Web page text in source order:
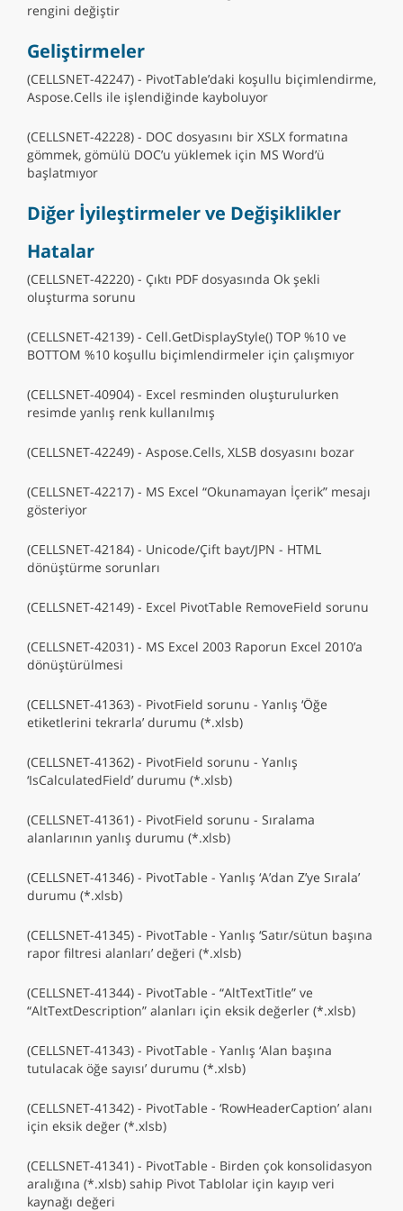
rengini değiştir
Geliştirmeler
(CELLSNET-42247) - PivotTable’daki koşullu biçimlendirme,
Aspose.Cells ile işlendiğinde kayboluyor
(CELLSNET-42228) - DOC dosyasını bir XSLX formatına
gömmek, gömülü DOC’u yüklemek için MS Word’ü
başlatmıyor
Diğer İyileştirmeler ve Değişiklikler
Hatalar
(CELLSNET-42220) - Çıktı PDF dosyasında Ok şekli
oluşturma sorunu
(CELLSNET-42139) - Cell.GetDisplayStyle() TOP %10 ve
BOTTOM %10 koşullu biçimlendirmeler için çalışmıyor
(CELLSNET-40904) - Excel resminden oluşturulurken
resimde yanlış renk kullanılmış
(CELLSNET-42249) - Aspose.Cells, XLSB dosyasını bozar
(CELLSNET-42217) - MS Excel “Okunamayan İçerik” mesajı
gösteriyor
(CELLSNET-42184) - Unicode/Çift bayt/JPN - HTML
dönüştürme sorunları
(CELLSNET-42149) - Excel PivotTable RemoveField sorunu
(CELLSNET-42031) - MS Excel 2003 Raporun Excel 2010’a
dönüştürülmesi
(CELLSNET-41363) - PivotField sorunu - Yanlış ‘Öğe
etiketlerini tekrarla’ durumu (*.xlsb)
(CELLSNET-41362) - PivotField sorunu - Yanlış
‘IsCalculatedField’ durumu (*.xlsb)
(CELLSNET-41361) - PivotField sorunu - Sıralama
alanlarının yanlış durumu (*.xlsb)
(CELLSNET-41346) - PivotTable - Yanlış ‘A’dan Z’ye Sırala’
durumu (*.xlsb)
(CELLSNET-41345) - PivotTable - Yanlış ‘Satır/sütun başına
rapor filtresi alanları’ değeri (*.xlsb)
(CELLSNET-41344) - PivotTable - “AltTextTitle” ve
“AltTextDescription” alanları için eksik değerler (*.xlsb)
(CELLSNET-41343) - PivotTable - Yanlış ‘Alan başına
tutulacak öğe sayısı’ durumu (*.xlsb)
(CELLSNET-41342) - PivotTable - ‘RowHeaderCaption’ alanı
için eksik değer (*.xlsb)
(CELLSNET-41341) - PivotTable - Birden çok konsolidasyon
aralığına (*.xlsb) sahip Pivot Tablolar için kayıp veri
kaynağı değeri